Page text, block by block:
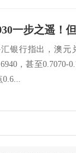
银行指出，澳元
，甚至0.7070-
0.6...